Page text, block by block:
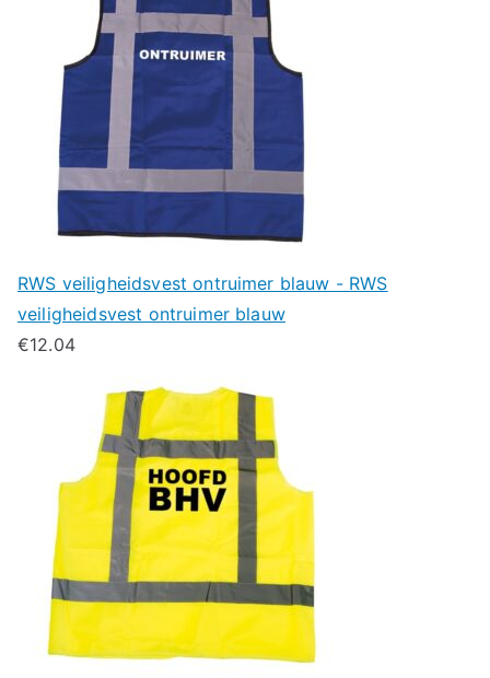
RWS veiligheidsvest ontruimer blauw - RWS
veiligheidsvest ontruimer blauw
€12.04